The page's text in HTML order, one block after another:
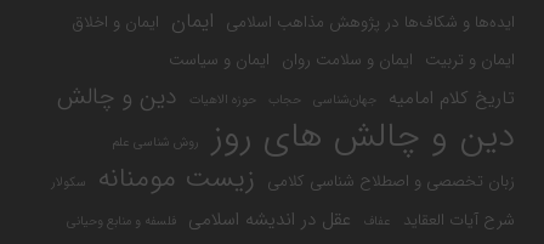
ایده‌ها و شکاف‌ها در پژوهش مذاهب اسلامی ایمان ایمان و اخلاق
ایمان و تربیت ایمان و سلامت روان ایمان و سیاست
تاریخ کلام امامیه جهان‌شناسی حجاب حوزه الاهیات دین و چالش
دین و چالش های روز روش شناسی علم
زبان تخصصی و اصطلاح شناسی کلامی زیست مومنانه سکولار
شرح آیات العقاید عفاف عقل در اندیشه اسلامی فلسفه و منابع وحیانی